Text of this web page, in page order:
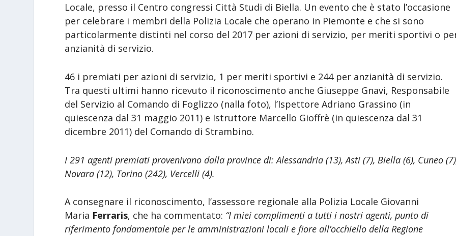
Locale, presso il Centro congressi Città Studi di Biella. Un evento che è stato l’occasione
per celebrare i membri della Polizia Locale che operano in Piemonte e che si sono
particolarmente distinti nel corso del 2017 per azioni di servizio, per meriti sportivi o
anzianità di servizio.
46 i premiati per azioni di servizio, 1 per meriti sportivi e 244 per anzianità di servizio.
Tra questi ultimi hanno ricevuto il riconoscimento anche Giuseppe Gnavi, Responsabile
del Servizio al Comando di Foglizzo (nalla foto), l’Ispettore Adriano Grassino (in
quiescenza dal 31 maggio 2011) e Istruttore Marcello Gioffrè (in quiescenza dal 31
dicembre 2011) del Comando di Strambino.
I 291 agenti premiati provenivano dalla province di: Alessandria (13), Asti (7), Biella (6), Cuneo
Novara (12), Torino (242), Vercelli (4).
A consegnare il riconoscimento, l’assessore regionale alla Polizia Locale Giovanni
Maria Ferraris, che ha commentato: “I miei complimenti a tutti i nostri agenti, punto di
riferimento fondamentale per le amministrazioni locali e fiore all’occhiello della Regione